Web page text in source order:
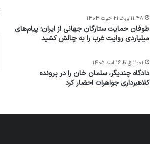
طوفان حمایت ستارگان جهانی از ایران؛ پیام‌های
میلیاردی روایت غرب را به چالش کشید
۱۱:۴۸ ق.ظ ۲۱ حوت ۱۴۰۴
دادگاه چندیگر، سلمان خان را در پرونده
کلاهبرداری جواهرات احضار کرد
۱۱:۰۱ ق.ظ ۱۶ اسد ۱۴۰۵